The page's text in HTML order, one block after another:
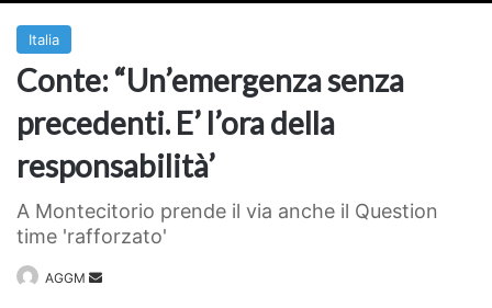
Italia
Conte: “Un’emergenza senza
precedenti. E’ l’ora della
responsabilità’
A Montecitorio prende il via anche il Question
time 'rafforzato'
AGGM
Invia